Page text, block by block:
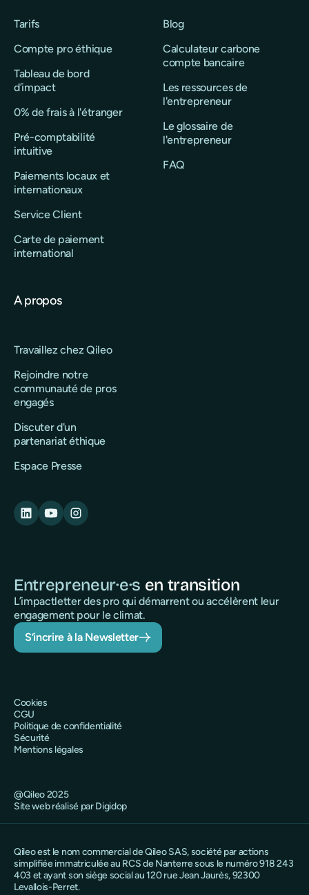
Tarifs
Compte pro éthique
Tableau de bord
d’impact
0% de frais à l'étranger
Pré-comptabilité
intuitive
Paiements locaux et
internationaux
Service Client
Carte de paiement
international
Blog
Calculateur carbone
compte bancaire
Les ressources de
l'entrepreneur
Le glossaire de
l'entrepreneur
FAQ
A propos
Travaillez chez Qileo
Rejoindre notre
communauté de pros
engagés
Discuter d'un
partenariat éthique
Espace Presse
Entrepreneur·e·s en transition
L’impactletter des pro qui démarrent ou accélèrent leur
engagement pour le climat.
S’incrire à la Newsletter
@Qileo 2025
Site web réalisé par Digidop
Cookies
CGU
Politique de confidentialité
Sécurité
Mentions légales
Qileo est le nom commercial de Qileo SAS, société par actions
simplifiée immatriculée au RCS de Nanterre sous le numéro 918 243
403 et ayant son siège social au 120 rue Jean Jaurès, 92300
Levallois-Perret.